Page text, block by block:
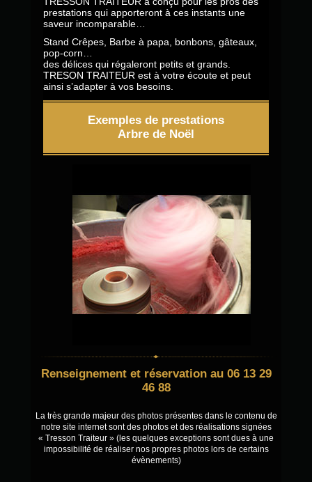
prestations qui apporteront à ces instants une
saveur incomparable…
Stand Crêpes, Barbe à papa, bonbons, gâteaux,
pop-corn…
des délices qui régaleront petits et grands.
TRESON TRAITEUR est à votre écoute et peut
ainsi s’adapter à vos besoins.
Exemples de prestations
Arbre de Noël
Renseignement et réservation au 06 13 29
46 88
La très grande majeur des photos présentes dans le contenu de
notre site internet sont des photos et des réalisations signées
« Tresson Traiteur » (les quelques exceptions sont dues à une
impossibilité de réaliser nos propres photos lors de certains
évènements)